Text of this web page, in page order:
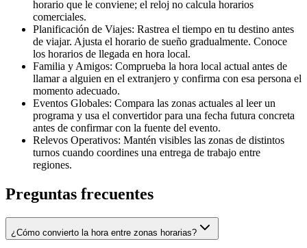
horario que le conviene; el reloj no calcula horarios
comerciales.
Planificación de Viajes: Rastrea el tiempo en tu destino antes
de viajar. Ajusta el horario de sueño gradualmente. Conoce
los horarios de llegada en hora local.
Familia y Amigos: Comprueba la hora local actual antes de
llamar a alguien en el extranjero y confirma con esa persona el
momento adecuado.
Eventos Globales: Compara las zonas actuales al leer un
programa y usa el convertidor para una fecha futura concreta
antes de confirmar con la fuente del evento.
Relevos Operativos: Mantén visibles las zonas de distintos
turnos cuando coordines una entrega de trabajo entre
regiones.
Preguntas frecuentes
¿Cómo convierto la hora entre zonas horarias?